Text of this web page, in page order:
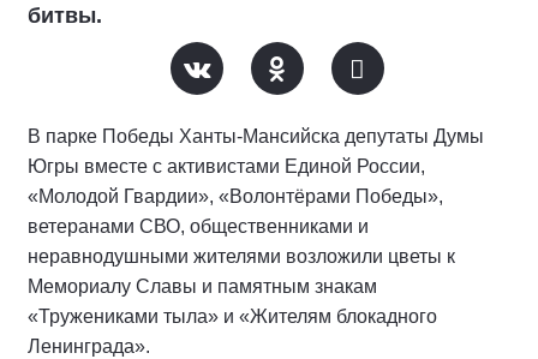
битвы.
В парке Победы Ханты-Мансийска депутаты Думы
Югры вместе с активистами Единой России,
«Молодой Гвардии», «Волонтёрами Победы»,
ветеранами СВО, общественниками и
неравнодушными жителями возложили цветы к
Мемориалу Славы и памятным знакам
«Тружениками тыла» и «Жителям блокадного
Ленинграда».